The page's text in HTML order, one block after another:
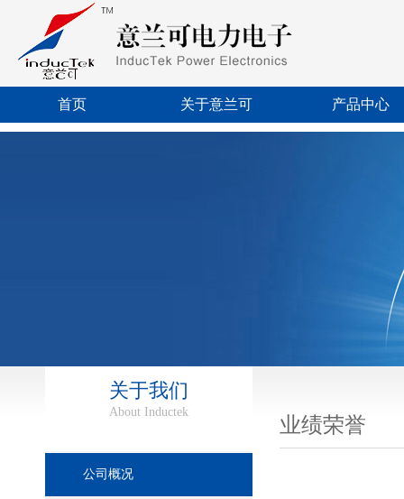
首页 关于意兰可 产品中心
关于我们
About Inductek
公司概况
业绩荣誉